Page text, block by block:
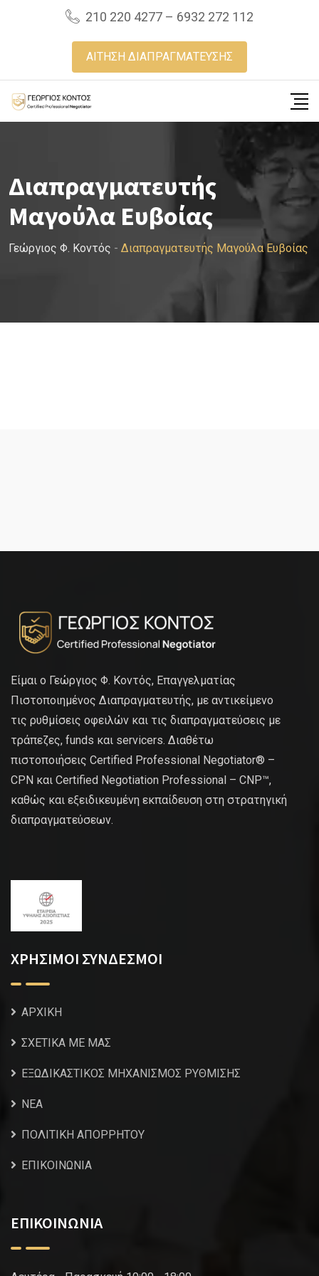
210 220 4277 – 6932 272 112
ΑΙΤΗΣΗ ΔΙΑΠΡΑΓΜΑΤΕΥΣΗΣ
Διαπραγματευτής
Μαγούλα Ευβοίας
Γεώργιος Φ. Κοντός - Διαπραγματευτής Μαγούλα Ευβοίας
Είμαι ο Γεώργιος Φ. Κοντός, Επαγγελματίας
Πιστοποιημένος Διαπραγματευτής, με αντικείμενο
τις ρυθμίσεις οφειλών και τις διαπραγματεύσεις με
τράπεζες, funds και servicers. Διαθέτω
πιστοποιήσεις Certified Professional Negotiator® –
CPN και Certified Negotiation Professional – CNP™,
καθώς και εξειδικευμένη εκπαίδευση στη στρατηγική
διαπραγματεύσεων.
ΧΡΗΣΙΜΟΙ ΣΥΝΔΕΣΜΟΙ
ΑΡΧΙΚΗ
ΣΧΕΤΙΚΑ ΜΕ ΜΑΣ
ΕΞΩΔΙΚΑΣΤΙΚΟΣ ΜΗΧΑΝΙΣΜΟΣ ΡΥΘΜΙΣΗΣ
NEA
ΠΟΛΙΤΙΚΗ ΑΠΟΡΡΗΤΟΥ
ΕΠΙΚΟΙΝΩΝΙΑ
ΕΠΙΚΟΙΝΩΝΙΑ